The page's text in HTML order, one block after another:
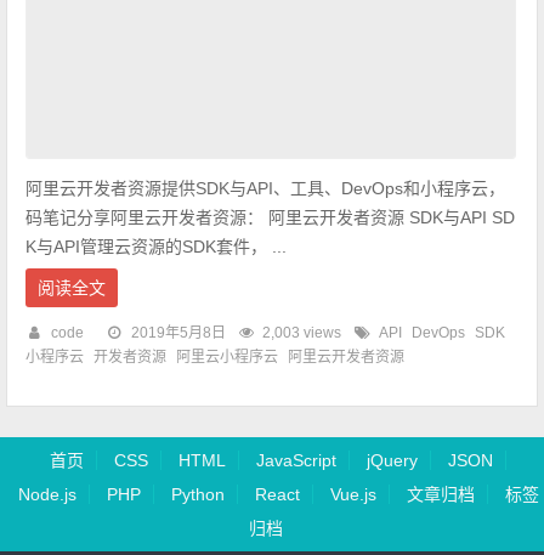
阿里云开发者资源提供SDK与API、工具、DevOps和小程序云，
码笔记分享阿里云开发者资源： 阿里云开发者资源 SDK与API SD
K与API管理云资源的SDK套件， ...
阅读全文
code 2019年5月8日 2,003 views API DevOps
SDK
小程序云 开发者资源 阿里云小程序云 阿里云开发者资源
首页 CSS HTML JavaScript jQuery
JSON
Node.js
PHP Python React Vue.js 文章归档
标签
归档